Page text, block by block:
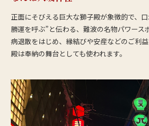
正面にそびえる巨大な獅子殿が象徴的で、
勝運を呼ぶ”と伝わる、難波の名物パワース
病退散をはじめ、縁結びや安産などのご利
殿は奉納の舞台としても使われます。